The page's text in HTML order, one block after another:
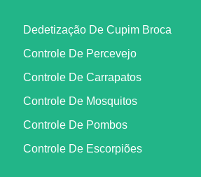
Dedetização De Cupim Broca
Controle De Percevejo
Controle De Carrapatos
Controle De Mosquitos
Controle De Pombos
Controle De Escorpiões